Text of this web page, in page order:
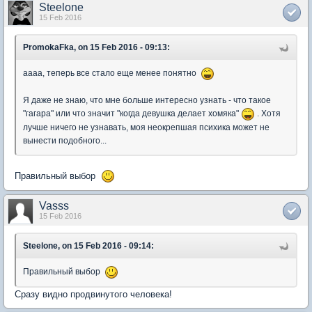
Steelone
15 Feb 2016
PromokaFka, on 15 Feb 2016 - 09:13:
аааа, теперь все стало еще менее понятно
Я даже не знаю, что мне больше интересно узнать - что такое
"гагара" или что значит "когда девушка делает хомяка"
. Хотя
лучше ничего не узнавать, моя неокрепшая психика может не
вынести подобного...
Правильный выбор
Vasss
15 Feb 2016
Steelone, on 15 Feb 2016 - 09:14:
Правильный выбор
Сразу видно продвинутого человека!